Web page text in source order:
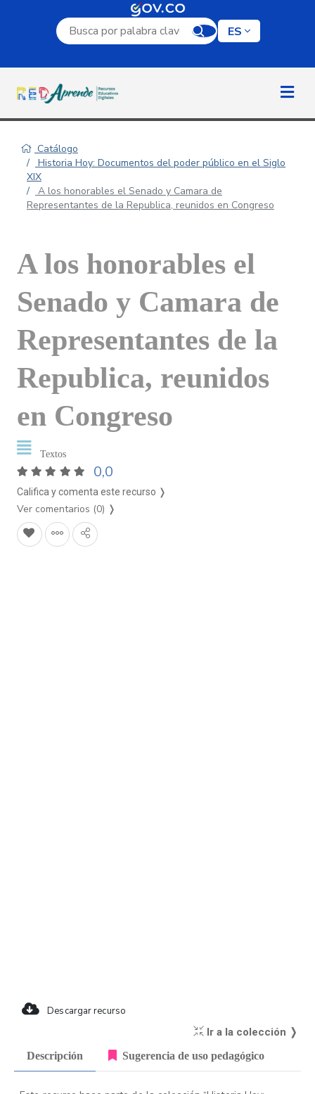
Campo de búsqueda por palabra clave
ES
Catálogo
Historia Hoy: Documentos del poder público en el Siglo
XIX
A los honorables el Senado y Camara de
Representantes de la Republica, reunidos en Congreso
A los honorables el
Senado y Camara de
Representantes de la
Republica, reunidos
en Congreso
Textos
0,0
Califica y comenta este recurso ❭
Ver comentarios (0) ❭
Descargar recurso
Ir a la colección ❭
Descripción Sugerencia de uso pedagógico